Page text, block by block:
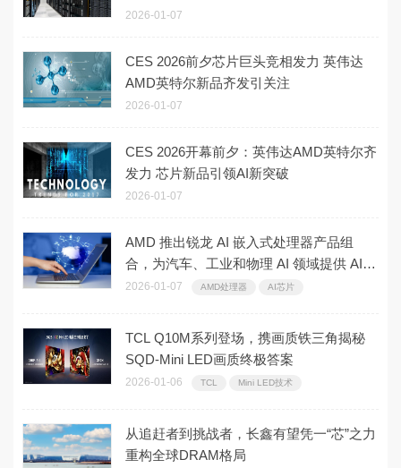
2026-01-07
CES 2026前夕芯片巨头竞相发力 英伟达
AMD英特尔新品齐发引关注
2026-01-07
CES 2026开幕前夕：英伟达AMD英特尔齐
发力 芯片新品引领AI新突破
2026-01-07
AMD 推出锐龙 AI 嵌入式处理器产品组
合，为汽车、工业和物理 AI 领域提供 AI
驱动的沉浸式体验
2026-01-07 AMD处理器 AI芯片
TCL Q10M系列登场，携画质铁三角揭秘
SQD-Mini LED画质终极答案
2026-01-06 TCL Mini LED技术
从追赶者到挑战者，长鑫有望凭一“芯”之力
重构全球DRAM格局